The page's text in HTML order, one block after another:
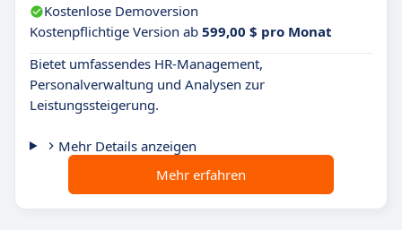
Kostenlose Demoversion
Kostenpflichtige Version ab 599,00 $ pro Monat
Bietet umfassendes HR-Management,
Personalverwaltung und Analysen zur
Leistungssteigerung.
Mehr Details anzeigen
Mehr erfahren